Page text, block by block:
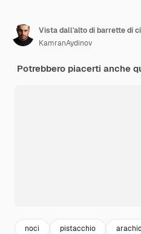
KamranAydinov
Potrebbero piacerti anche
noci pistacchio